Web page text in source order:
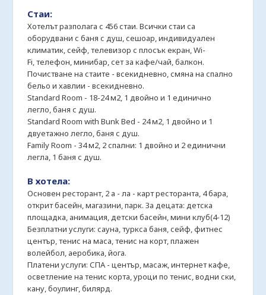
Стаи:
Хотелът разполага с 456 стаи. Всички стаи са
оборудвани с баня с душ, сешоар, индивидуален
климатик, сейф, телевизор с плосък екран, Wi-
Fi, телефон, минибар, сет за кафе/чай, балкон.
Почистване на стаите - всекидневно, смяна на спално
бельо и хавлии - всекидневно.
Standard Room - 18-24 м2, 1 двойно и 1 единично
легло, баня с душ.
Standard Room with Bunk Bed - 24 м2, 1 двойно и 1
двуетажно легло, баня с душ.
Family Room - 34 м2, 2 спални: 1 двойно и 2 единични
легла, 1 баня с душ.
В хотела:
Основен ресторант, 2 а - ла - карт ресторанта, 4 бара,
открит басейн, магазини, парк. За децата: детска
площадка, анимация, детски басейн, мини клуб(4-12)
Безплатни услуги: сауна, туркса баня, сейф, фитнес
център, тенис на маса, тенис на корт, плажен
волейбол, аеробика, йога.
Платени услуги: СПА - център, масаж, интернет кафе,
осветление на тенис корта, уроци по тенис, водни ски,
кану, боулинг, билярд.